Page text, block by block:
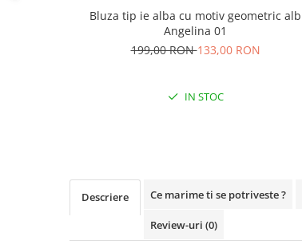
Bluza tip ie alba cu motiv geometric alb
Angelina 01
199,00 RON133,00 RON
IN STOC
Descriere Ce marime ti se potriveste ?
Review-uri (0)